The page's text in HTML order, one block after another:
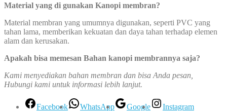
Material yang di gunakan Kanopi membran?
Material membran yang umumnya digunakan, seperti PVC yang
tahan lama, memberikan kekuatan dan daya tahan terhadap elemen
alam dan kerusakan.
Apakah bisa memesan Bahan kanopi membrannya saja?
Kami menyediakan bahan membran dan bisa Anda pesan,
Hubungi kami untuk informasi lebih lanjut.
Facebook WhatsApp Google
Instagram